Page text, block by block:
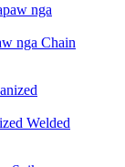
nga Chain
Welded